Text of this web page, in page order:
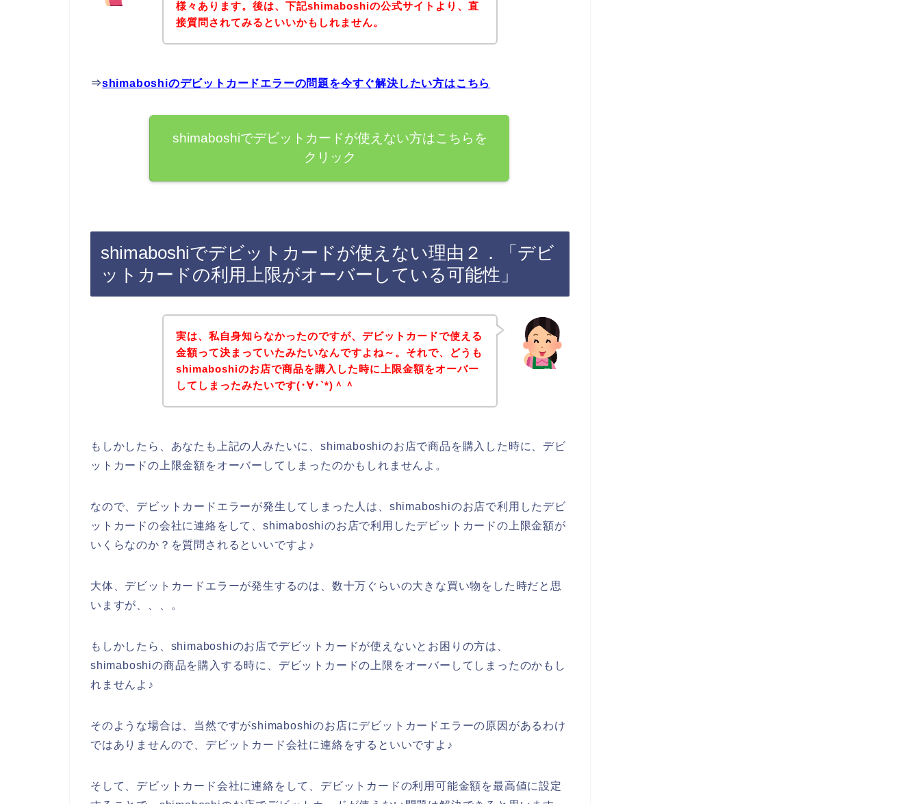
様々あります。後は、下記shimaboshiの公式サイトより、直
接質問されてみるといいかもしれません。
⇒shimaboshiのデビットカードエラーの問題を今すぐ解決したい方はこちら
shimaboshiでデビットカードが使えない方はこちらを
クリック
shimaboshiでデビットカードが使えない理由２．「デビ
ットカードの利用上限がオーバーしている可能性」
実は、私自身知らなかったのですが、デビットカードで使える
金額って決まっていたみたいなんですよね～。それで、どうも
shimaboshiのお店で商品を購入した時に上限金額をオーバー
してしまったみたいです(･∀･`*)＾＾
もしかしたら、あなたも上記の人みたいに、shimaboshiのお店で商品を購入した時に、デビ
ットカードの上限金額をオーバーしてしまったのかもしれませんよ。
なので、デビットカードエラーが発生してしまった人は、shimaboshiのお店で利用したデビ
ットカードの会社に連絡をして、shimaboshiのお店で利用したデビットカードの上限金額が
いくらなのか？を質問されるといいですよ♪
大体、デビットカードエラーが発生するのは、数十万ぐらいの大きな買い物をした時だと思
いますが、、、。
もしかしたら、shimaboshiのお店でデビットカードが使えないとお困りの方は、
shimaboshiの商品を購入する時に、デビットカードの上限をオーバーしてしまったのかもし
れませんよ♪
そのような場合は、当然ですがshimaboshiのお店にデビットカードエラーの原因があるわけ
ではありませんので、デビットカード会社に連絡をするといいですよ♪
そして、デビットカード会社に連絡をして、デビットカードの利用可能金額を最高値に設定